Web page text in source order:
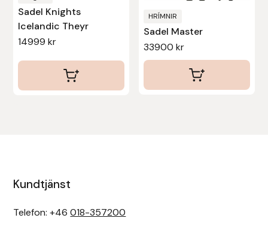
Sadel Knights
Icelandic Theyr
14999kr
produktsidan
HRÍMNIR
Sadel Master
33900 kr
produktsidan
Kundtjänst
Telefon: +46018-357200